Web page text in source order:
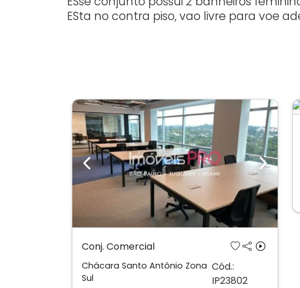
ESta no contra piso, vao livre para voe
Previous Next
Conj. Comercial
Chácara Santo Antônio Zona
Sul
Cód.:
IP23802